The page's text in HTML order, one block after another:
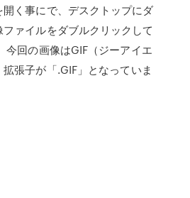
く事にで、デスクトップにダ
ァイルをダブルクリックして
今回の画像はGIF（ジーアイエ
張子が「.GIF」となっていま